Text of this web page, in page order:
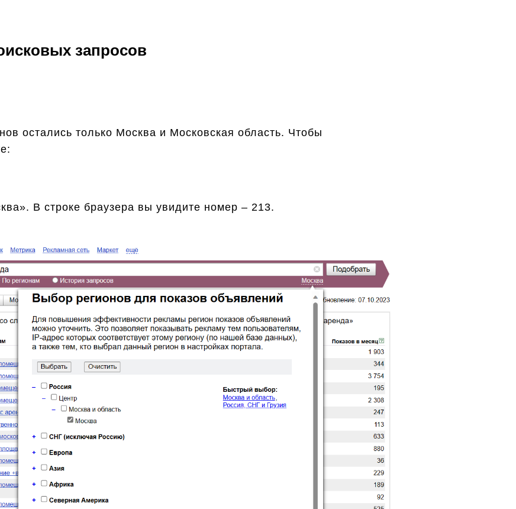
запросов
остались только Москва и Московская область. Чтобы
В строке браузера вы увидите номер – 213.